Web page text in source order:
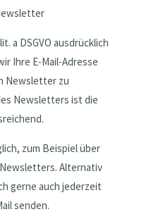
a DSGVO ausdrücklich
Ihre E-Mail-Adresse
Newsletter zu
Newsletters ist die
zum Beispiel über
Alternativ
gerne auch jederzeit
senden.